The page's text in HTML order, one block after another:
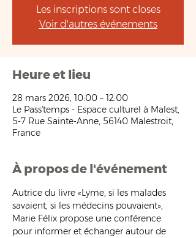
Les inscriptions sont closes
Voir d'autres événements
Heure et lieu
28 mars 2026, 10:00 – 12:00
Le Pass'temps - Espace culturel à Malest,
5-7 Rue Sainte-Anne, 56140 Malestroit,
France
À propos de l'événement
Autrice du livre «Lyme, si les malades
savaient, si les médecins pouvaient»,
Marie Félix propose une conférence
pour informer et échanger autour de